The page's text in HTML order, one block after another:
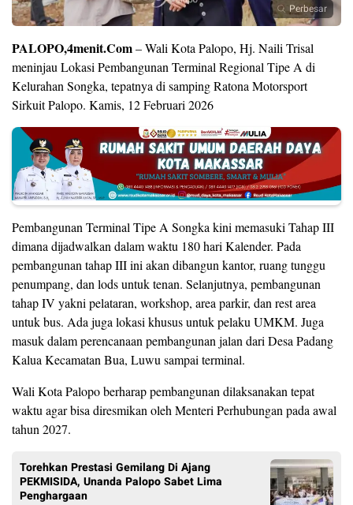
Perbesar
PALOPO,4menit.Com– Wali Kota Palopo, Hj. Naili Trisal
meninjau Lokasi Pembangunan Terminal Regional Tipe A di
Kelurahan Songka, tepatnya di samping Ratona Motorsport
Sirkuit Palopo. Kamis, 12 Februari 2026
Pembangunan Terminal Tipe A Songka kini memasuki Tahap III
dimana dijadwalkan dalam waktu 180 hari Kalender. Pada
pembangunan tahap III ini akan dibangun kantor, ruang tunggu
penumpang, dan lods untuk tenan. Selanjutnya, pembangunan
tahap IV yakni pelataran, workshop, area parkir, dan rest area
untuk bus. Ada juga lokasi khusus untuk pelaku UMKM. Juga
masuk dalam perencanaan pembangunan jalan dari Desa Padang
Kalua Kecamatan Bua, Luwu sampai terminal.
Wali Kota Palopo berharap pembangunan dilaksanakan tepat
waktu agar bisa diresmikan oleh Menteri Perhubungan pada awal
tahun 2027.
Torehkan Prestasi Gemilang Di Ajang
PEKMISIDA, Unanda Palopo Sabet Lima
Penghargaan